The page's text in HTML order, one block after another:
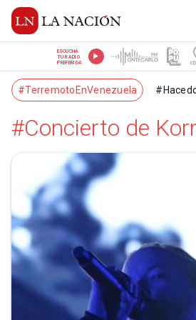
ESCUCHÁ
TU RADIO
PREFERIDA
#TerremotoEnVenezuela
#Concierto de